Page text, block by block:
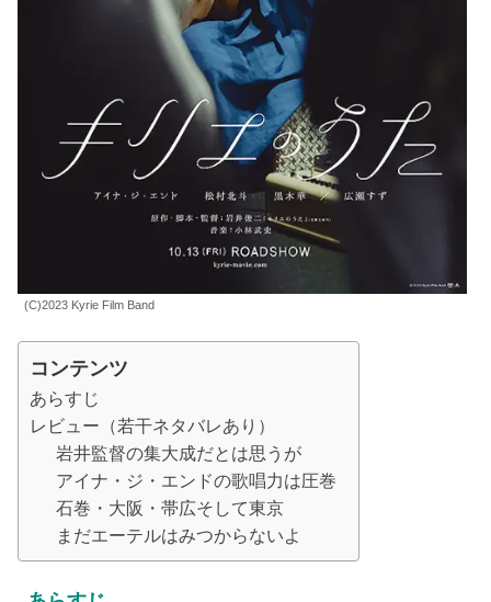
(C)2023 Kyrie Film Band
コンテンツ
あらすじ
レビュー（若干ネタバレあり）
岩井監督の集大成だとは思うが
アイナ・ジ・エンドの歌唱力は圧巻
石巻・大阪・帯広そして東京
まだエーテルはみつからないよ